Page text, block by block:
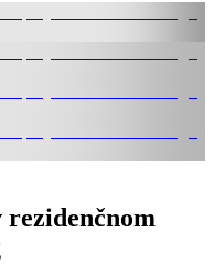
rezidenčnom